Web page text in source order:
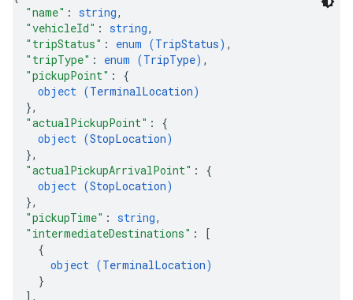
"name" : string,
"vehicleId" : string,
"tripStatus" : enum (TripStatus) ,
"tripType" : enum (TripType) ,
"pickupPoint" : {
object (TerminalLocation)
},
"actualPickupPoint" : {
object (StopLocation)
},
"actualPickupArrivalPoint" : {
object (StopLocation)
},
"pickupTime" : string,
"intermediateDestinations" :
[
{
object (TerminalLocation)
}
] ,